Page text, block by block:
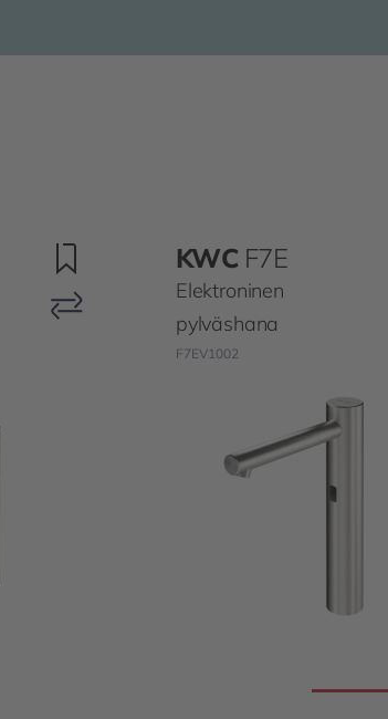
KWC F7E
Elektroninen
pylväshana
F7EV1002